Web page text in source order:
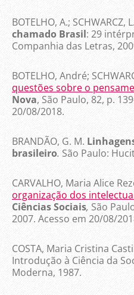
BOTELHO, A.; SCHWARCZ,
chamado Brasil: 29
Companhia das Letras,
BOTELHO, André;
questões sobre o
Nova, São Paulo, 82, p.
20/08/2018.
BRANDÃO, G. M.
brasileiro. São Paulo:
CARVALHO, Maria Alice
organização dos
Ciências Sociais, São
2007. Acesso em 20/08/
COSTA, Maria Cristina
Introdução à Ciência da
Moderna, 1987.